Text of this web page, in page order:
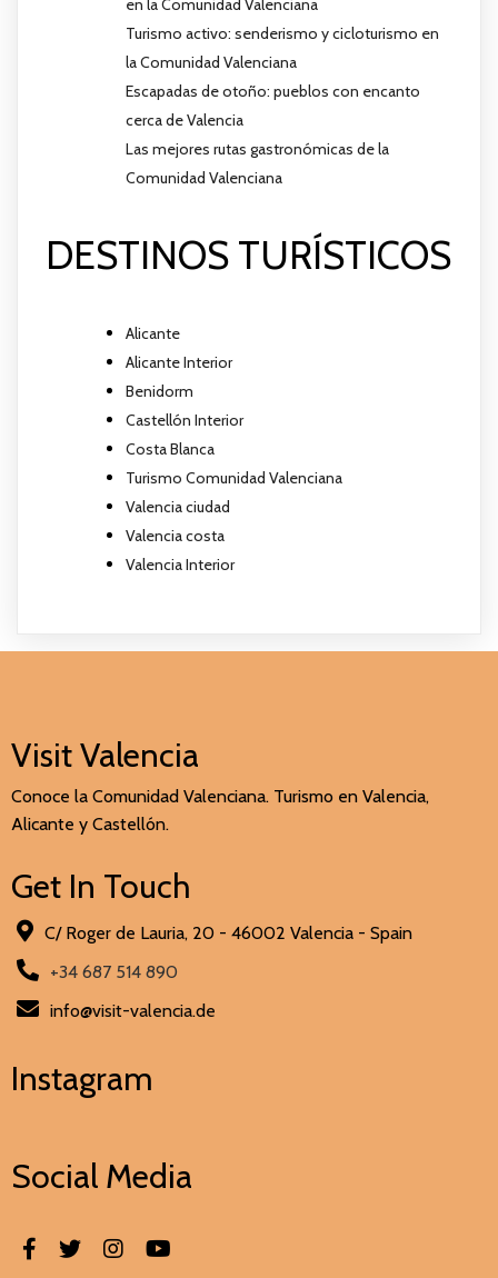
en la Comunidad Valenciana
Turismo activo: senderismo y cicloturismo en
la Comunidad Valenciana
Escapadas de otoño: pueblos con encanto
cerca de Valencia
Las mejores rutas gastronómicas de la
Comunidad Valenciana
DESTINOS TURÍSTICOS
Alicante
Alicante Interior
Benidorm
Castellón Interior
Costa Blanca
Turismo Comunidad Valenciana
Valencia ciudad
Valencia costa
Valencia Interior
Visit Valencia
Conoce la Comunidad Valenciana. Turismo en Valencia,
Alicante y Castellón.
Get In Touch
C/ Roger de Lauria, 20 - 46002 Valencia - Spain
+34 687 514 890
info@visit-valencia.de
Instagram
Social Media